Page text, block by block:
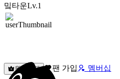
밐타운Lv.1
원픽선택 팬 가입 멤버십